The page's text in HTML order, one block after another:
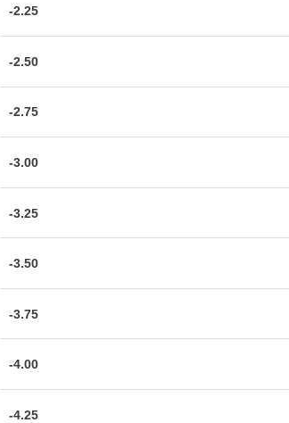
-2.25
-2.50
-2.75
-3.00
-3.25
-3.50
-3.75
-4.00
-4.25